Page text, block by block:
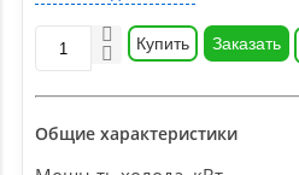
Купить Заказать
Общие характеристики